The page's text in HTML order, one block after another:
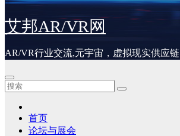
艾邦AR/VR网
AR/VR行业交流,元宇宙，虚拟现实供应链
首页
论坛与展会